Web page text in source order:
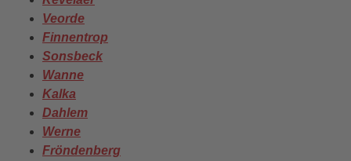
Veorde
Finnentrop
Sonsbeck
Wanne
Kalka
Dahlem
Werne
Fröndenberg